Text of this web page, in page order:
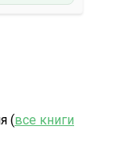
(все книги